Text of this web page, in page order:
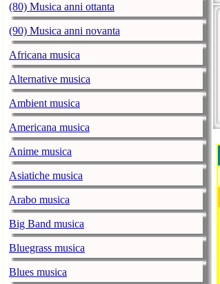
(80) Musica anni ottanta
(90) Musica anni novanta
Africana musica
Alternative musica
Ambient musica
Americana musica
Anime musica
Asiatiche musica
Arabo musica
Big Band musica
Bluegrass musica
Blues musica